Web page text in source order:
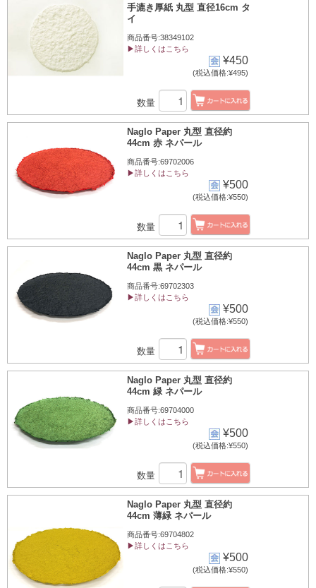
手漉き厚紙 丸型 直径16cm タ
イ
商品番号:38349102
▶詳しくはこちら
¥450
(税込価格:¥495)
数量
Naglo Paper 丸型 直径約
44cm 赤 ネパール
商品番号:69702006
▶詳しくはこちら
¥500
(税込価格:¥550)
数量
Naglo Paper 丸型 直径約
44cm 黒 ネパール
商品番号:69702303
▶詳しくはこちら
¥500
(税込価格:¥550)
数量
Naglo Paper 丸型 直径約
44cm 緑 ネパール
商品番号:69704000
▶詳しくはこちら
¥500
(税込価格:¥550)
数量
Naglo Paper 丸型 直径約
44cm 薄緑 ネパール
商品番号:69704802
▶詳しくはこちら
¥500
(税込価格:¥550)